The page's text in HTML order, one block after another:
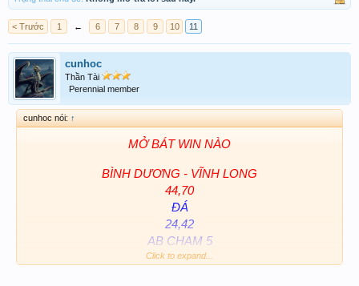
< Trước 1 ← 6 7 8 9 10 11
cunhoc
Thần Tài
Perennial member
cunhoc nói: ↑
MỞ BÁT WIN NÀO
BÌNH DƯƠNG - VĨNH LONG
44,70
ĐÁ
24,42
AB CHẠM 5
Click to expand...